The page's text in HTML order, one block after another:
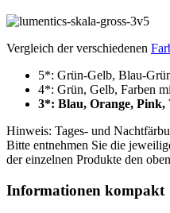
Vergleich der verschiedenen
5*: Grün-Gelb, Blau-
4*: Grün, Gelb, Farben
3*: Blau, Orange, Pink,
Hinweis: Tages- und
Bitte entnehmen Sie die
der einzelnen Produkte den
Informationen kompakt